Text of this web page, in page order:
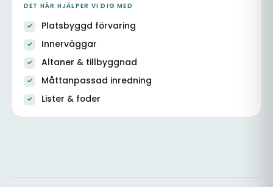
DET HÄR HJÄLPER VI DIG MED
Platsbyggd förvaring
Innerväggar
Altaner & tillbyggnad
Måttanpassad inredning
Lister & foder
Platsbyggd hall med förvaring